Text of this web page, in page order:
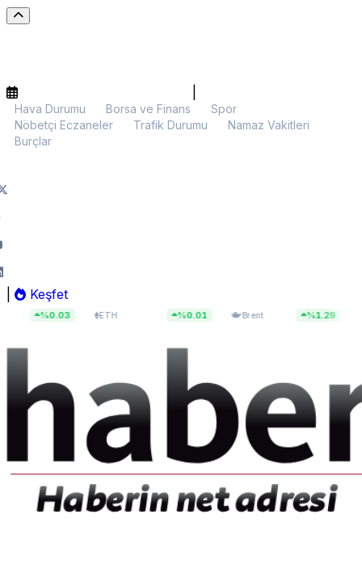
Hava Durumu Borsa ve Finans
Spor
Nöbetçi Eczaneler
Trafik Durumu
Namaz Vakitleri
Burçlar
Keşfet
ETH$1.919,69 Brent $83,55 %1.29 BIST 100